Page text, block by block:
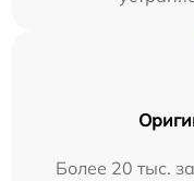
Более 20 тыс.